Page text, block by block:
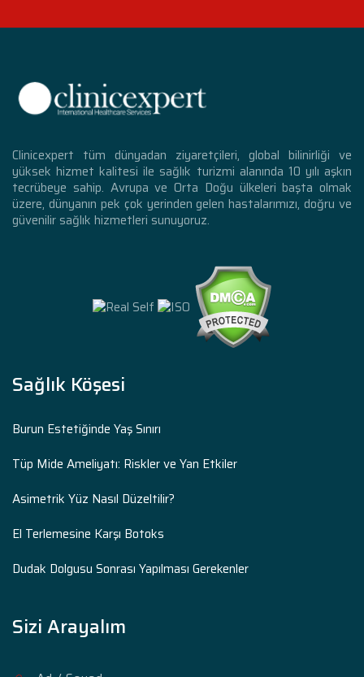
Clinicexpert tüm dünyadan ziyaretçileri, global bilinirliği ve
yüksek hizmet kalitesi ile sağlık turizmi alanında 10 yılı aşkın
tecrübeye sahip. Avrupa ve Orta Doğu ülkeleri başta olmak
üzere, dünyanın pek çok yerinden gelen hastalarımızı, doğru ve
güvenilir sağlık hizmetleri sunuyoruz.
Sağlık Köşesi
Burun Estetiğinde Yaş Sınırı
Tüp Mide Ameliyatı: Riskler ve Yan Etkiler
Asimetrik Yüz Nasıl Düzeltilir?
El Terlemesine Karşı Botoks
Dudak Dolgusu Sonrası Yapılması Gerekenler
Sizi Arayalım